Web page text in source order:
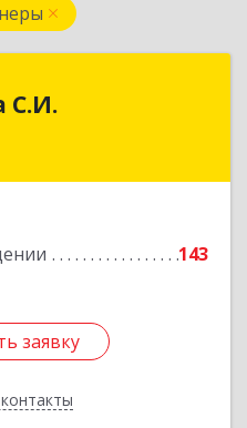
С.И.
143
заявку
обл, Первоуральск г,
заявку